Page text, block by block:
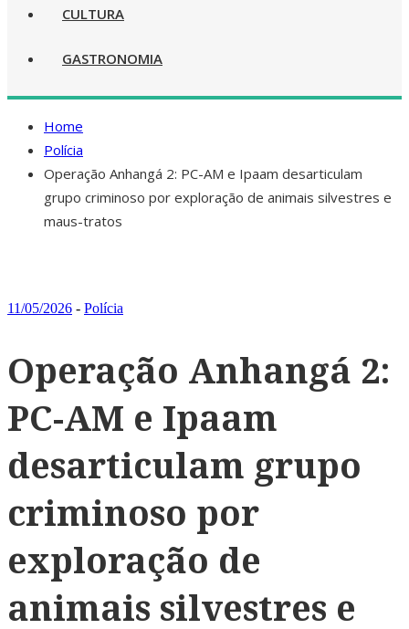
CULTURA
GASTRONOMIA
Home
Polícia
Operação Anhangá 2: PC-AM e Ipaam desarticulam
grupo criminoso por exploração de animais silvestres e
maus-tratos
11/05/2026 - Polícia
Operação Anhangá 2:
PC-AM e Ipaam
desarticulam grupo
criminoso por
exploração de
animais silvestres e